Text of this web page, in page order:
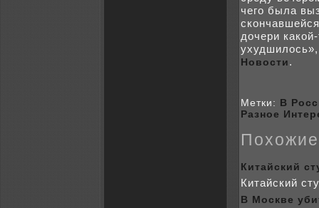
чего была
дочери
Новости.
Метки: В
Разное
Китайский
Китайский
В Москве